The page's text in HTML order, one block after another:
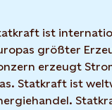
ist
größter
erzeugt
Statkraft ist